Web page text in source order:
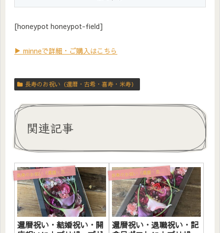
[honeypot honeypot-field]
▶ minneで詳細・ご購入はこちら
長寿のお祝い（還暦・古希・喜寿・米寿）
関連記事
長寿のお祝い（還暦・古希・喜寿・米寿）
還暦祝い・結婚祝い・開
長寿のお祝い（還暦・古希・喜寿・米寿）
還暦祝い・退職祝い・記